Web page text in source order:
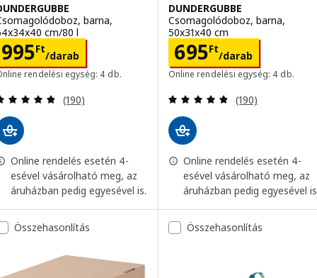
barna,
cm/80 l
995Ft
/darab
995Ft/darab
rendelési egység: 4 db.
Vélemény: 4.8 kívül 5 csillag. Összes vélemény:
(190)
Online rendelés esetén 4-
esével vásárolható meg, az
áruházban pedig egyesével is.
DUNDERGUBBE
Csomagolódoboz, barna,
50x31x40 cm
695Ft
/darab
Ár 695Ft/darab
Online rendelési egység: 4 db.
Vélemény: 4.8
(190)
Online rendelés esetén 4-
esével vásárolható meg, az
áruházban pedig egyesével
Összehasonlítás Összehasonlítás